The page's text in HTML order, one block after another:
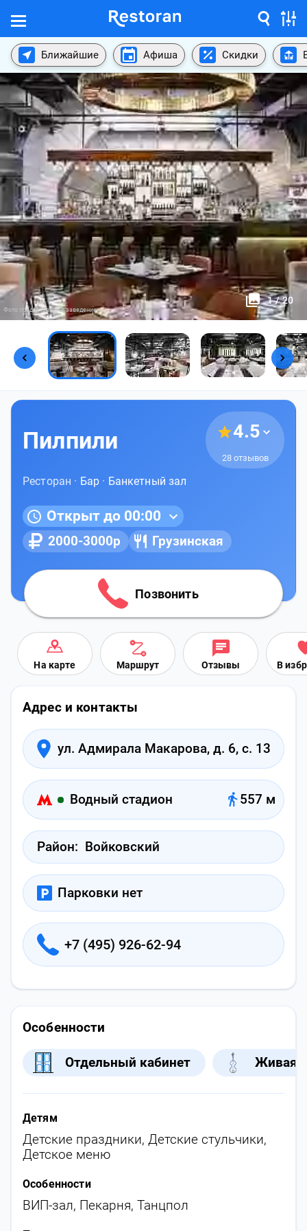
Ближайшие Афиша Скидки
1 / 20
Фото предоставлены заведением
Пилпили 4.5
28 отзывов
Ресторан · Бар · Банкетный зал
Открыт до 00:00
2000-3000р Грузинская
Позвонить
На карте Маршрут Отзывы В
Адрес и контакты
ул. Адмирала Макарова, д. 6, с. 13
Водный стадион 557 м
Район: Войковский
Парковки нет
+7 (495) 926-62-94
Особенности
Отдельный кабинет Живая
Детям
Детские праздники, Детские стульчики,
Детское меню
Особенности
ВИП-зал, Пекарня, Танцпол